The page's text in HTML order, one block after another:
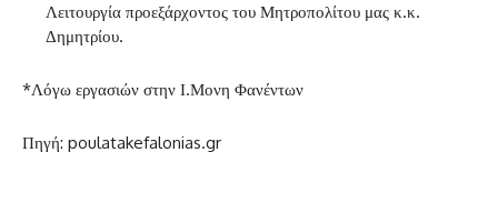
Λειτουργία προεξάρχοντος του Μητροπολίτου μας κ.κ.
Δημητρίου.
*Λόγω εργασιών στην Ι.Μονη Φανέντων
Πηγή: poulatakefalonias.gr